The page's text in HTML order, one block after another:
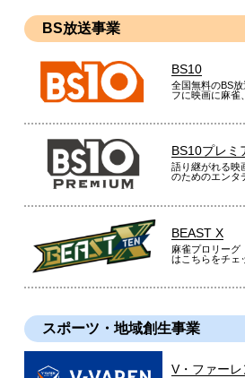
BS放送事業
BS10
全国無料のBS
フに映画に麻雀
BS10プレミ
語り継がれる映
のためのエンタ
BEAST X
麻雀プロリーグ
はこちらをチェ
スポーツ・地域創生事業
V・ファー